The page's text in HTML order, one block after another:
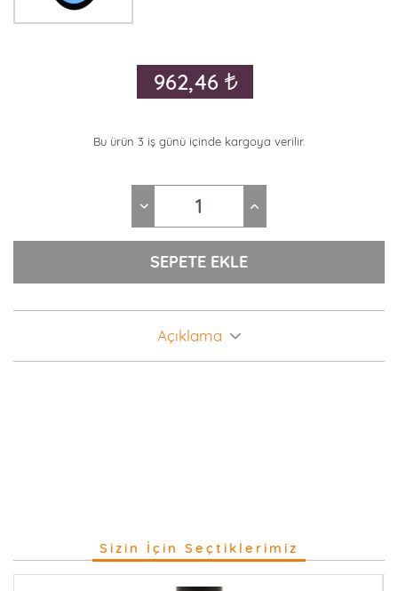
962,46
Bu ürün 3 iş günü içinde kargoya verilir.
Açıklama
Sizin İçin Seçtiklerimiz